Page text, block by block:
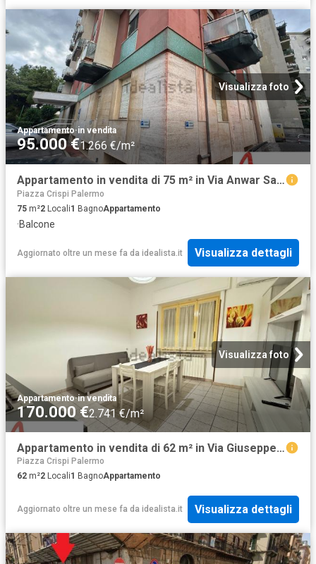
Visualizza foto
Appartamento·in vendita
95.000 €1.266 €/m²
Appartamento in vendita di 75 m² in Via Anwar Sadat, 138
Piazza Crispi Palermo
75 m²2 Locali1 BagnoAppartamento
·Balcone
Aggiornato oltre un mese fa da idealista.it Visualizza dettagli
Visualizza foto
Appartamento·in vendita
170.000 €2.741 €/m²
Appartamento in vendita di 62 m² in Via Giuseppe Pipitone Federico
Piazza Crispi Palermo
62 m²2 Locali1 BagnoAppartamento
Aggiornato oltre un mese fa da idealista.it Visualizza dettagli